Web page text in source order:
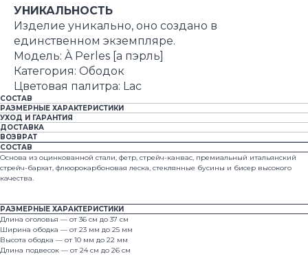
УНИКАЛЬНОСТЬ
Изделие уникально, оно создано в
единственном экземпляре.
Модель: À Perles [а пэрль]
Категория: Ободок
Цветовая палитра: Lac
СОСТАВ
РАЗМЕРНЫЕ ХАРАКТЕРИСТИКИ
УХОД И ГАРАНТИЯ
ДОСТАВКА
ВОЗВРАТ
СОСТАВ
Основа из оцинкованной стали, фетр, стрейч-канвас, премиальный итальянский
стрейч-бархат, флюорокарбоновая леска, стеклянные бусины и бисер высокого
качества.
РАЗМЕРНЫЕ ХАРАКТЕРИСТИКИ
Длина оголовья — от 36 см до 37 см
Ширина ободка — от 23 мм до 25 мм
Высота ободка — от 10 мм до 22 мм
Длина подвесок — от 24 см до 26 см